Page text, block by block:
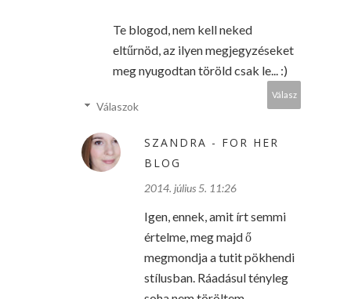
Te blogod, nem kell neked
eltűrnöd, az ilyen megjegyzéseket
meg nyugodtan töröld csak le... :)
Válasz
Válaszok
SZANDRA - FOR HER
BLOG
2014. július 5. 11:26
Igen, ennek, amit írt semmi
értelme, meg majd ő
megmondja a tutit pökhendi
stílusban. Ráadásul tényleg